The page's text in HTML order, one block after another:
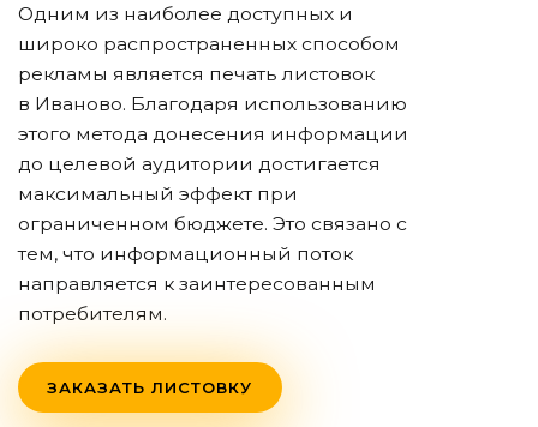
Одним из наиболее доступных и
широко распространенных способом
рекламы является печать листовок
в Иваново. Благодаря использованию
этого метода донесения информации
до целевой аудитории достигается
максимальный эффект при
ограниченном бюджете. Это связано с
тем, что информационный поток
направляется к заинтересованным
потребителям.
ЗАКАЗАТЬ ЛИСТОВКУ